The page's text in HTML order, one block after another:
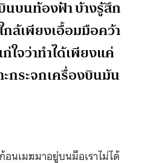
นบนท้องฟ้า บ้างรู้สึก
ล้เพียงเอื้อมมือคว้า
จว่าทำได้เพียงแค่
กระจกเครื่องบินมัน
อนเมฆมาอยู่บนมือเราไม่ได้